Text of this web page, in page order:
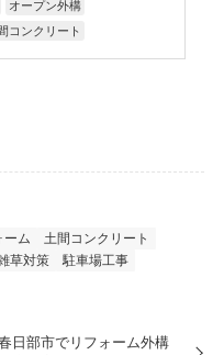
オープン外構
コンクリート
ーム
土間コンクリート
草対策 駐車場工事
日部市でリフォーム外構